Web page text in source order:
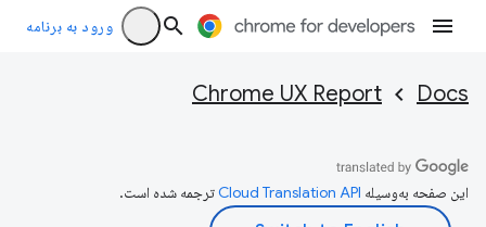
ورود به برنامه
Docs
Chrome UX Report
این صفحه به‌وسیله ترجمه شده است.